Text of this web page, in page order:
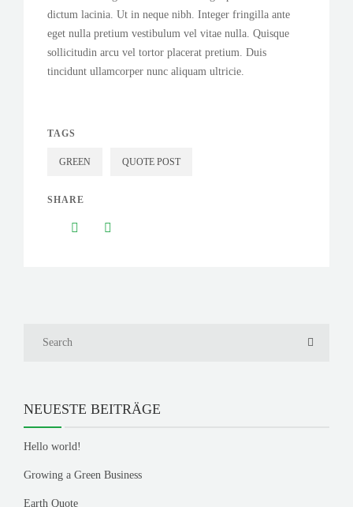
dictum lacinia. Ut in neque nibh. Integer fringilla ante
eget nulla pretium vestibulum vel vitae nulla. Quisque
sollicitudin arcu vel tortor placerat pretium. Duis
tincidunt ullamcorper nunc aliquam ultricie.
TAGS
GREEN QUOTE POST
SHARE
NEUESTE BEITRÄGE
Hello world!
Growing a Green Business
Earth Quote